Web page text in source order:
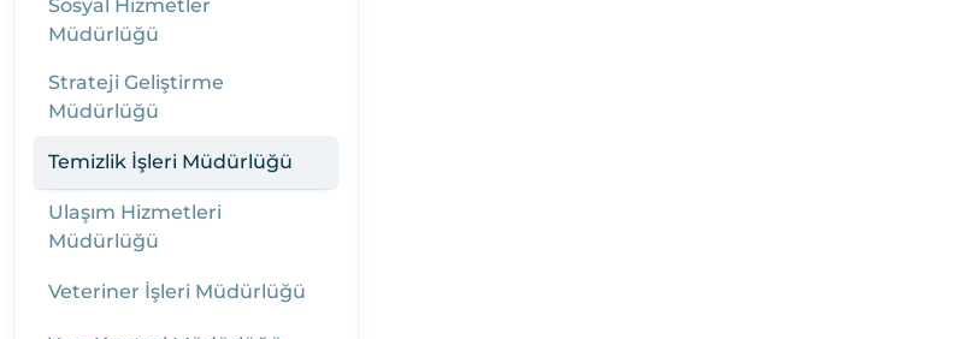
Sosyal Hizmetler
Müdürlüğü
Strateji Geliştirme
Müdürlüğü
Temizlik İşleri Müdürlüğü
Ulaşım Hizmetleri
Müdürlüğü
Veteriner İşleri Müdürlüğü